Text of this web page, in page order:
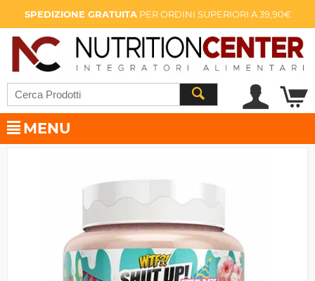
SPEDIZIONE GRATUITAPER ORDINI SUPERIORI A 39,90€
MENU